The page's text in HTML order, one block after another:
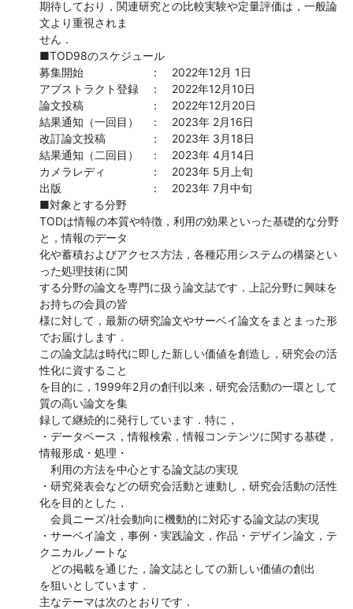
期待しており，関連研究との比較実験や定量評価は，一般論
文より重視されま
せん．
■TOD98のスケジュール
募集開始　　　　　　：　2022年12月 1日
アブストラクト登録　：　2022年12月10日
論文投稿　　　　　　：　2022年12月20日
結果通知（一回目）　：　2023年 2月16日
改訂論文投稿　　　　：　2023年 3月18日
結果通知（二回目）　：　2023年 4月14日
カメラレディ　　　　：　2023年 5月上旬
出版　　　　　　　　：　2023年 7月中旬
■対象とする分野
TODは情報の本質や特徴，利用の効果といった基礎的な分野
と，情報のデータ
化や蓄積およびアクセス方法，各種応用システムの構築とい
った処理技術に関
する分野の論文を専門に扱う論文誌です．上記分野に興味を
お持ちの会員の皆
様に対して，最新の研究論文やサーベイ論文をまとまった形
でお届けします．
この論文誌は時代に即した新しい価値を創造し，研究会の活
性化に資すること
を目的に，1999年2月の創刊以来，研究会活動の一環として
質の高い論文を集
録して継続的に発行しています．特に，
・データベース，情報検索，情報コンテンツに関する基礎，
情報形成・処理・
利用の方法を中心とする論文誌の実現
・研究発表会などの研究会活動と連動し，研究会活動の活性
化を目的とした，
会員ニーズ/社会動向に機動的に対応する論文誌の実現
・サーベイ論文，事例・実践論文，作品・デザイン論文，テ
クニカルノートな
どの掲載を通じた，論文誌としての新しい価値の創出
を狙いとしています．
主なテーマは次のとおりです．